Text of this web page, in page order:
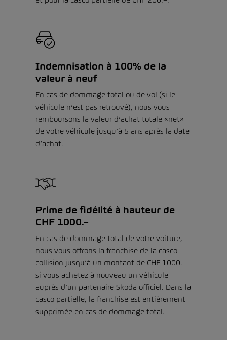
Indemnisation à 100% de la
valeur à neuf
En cas de dommage total ou de vol (si le
véhicule n’est pas retrouvé), nous vous
remboursons la valeur d’achat totale «net»
de votre véhicule jusqu’à 5 ans après la date
d’achat.
Prime de fidélité à hauteur de
CHF 1000.–
En cas de dommage total de votre voiture,
nous vous offrons la franchise de la casco
collision jusqu’à un montant de CHF 1000.–
si vous achetez à nouveau un véhicule
auprès d’un partenaire Skoda officiel. Dans la
casco partielle, la franchise est entièrement
supprimée en cas de dommage total.